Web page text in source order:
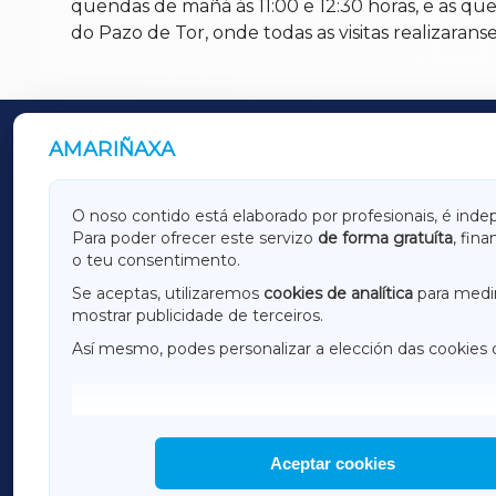
quendas de mañá ás 11:00 e 12:30 horas, e as
do Pazo de Tor, onde todas as visitas
AMARIÑAXA
O noso contido está elaborado por profesionais, é
Para poder ofrecer este servizo de forma gratuíta,
o teu consentimento.
Se aceptas, utilizaremos cookies de analítica para
mostrar publicidade de terceiros.
Así mesmo, podes personalizar a elección das cookies
Aceptar cookies
OUTROS PERIÓDICOS
GALICIAXA
AMARIÑAXA
OURENSEXA